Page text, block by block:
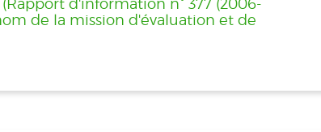
d'information n° 377 (2006-
de la mission d'évaluation et de